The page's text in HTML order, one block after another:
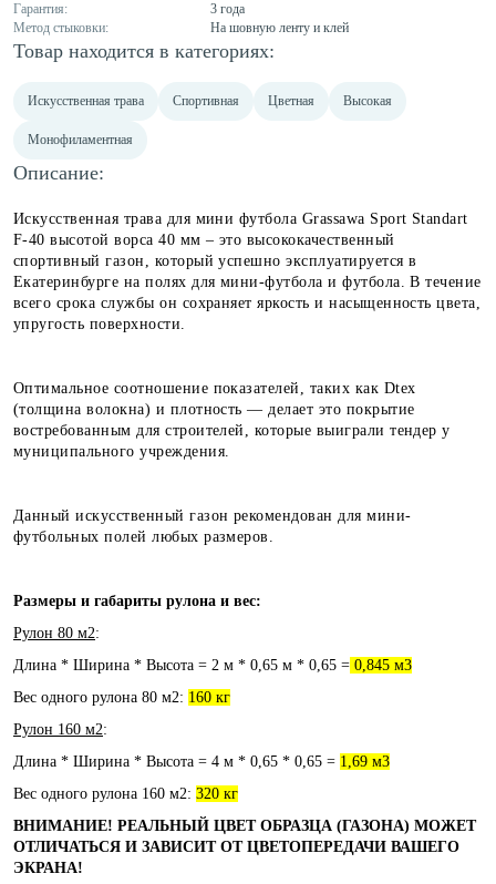
Гарантия:
3 года
Метод стыковки:
На шовную ленту и клей
Товар находится в категориях:
Искусственная трава Спортивная Цветная Высокая
Монофиламентная
Описание:
Искусственная трава для мини футбола Grassawa Sport Standart
F-40 высотой ворса 40 мм – это высококачественный
спортивный газон, который успешно эксплуатируется в
Екатеринбурге на полях для мини-футбола и футбола. В течение
всего срока службы он сохраняет яркость и насыщенность цвета,
упругость поверхности.
Оптимальное соотношение показателей, таких как Dtex
(толщина волокна) и плотность — делает это покрытие
востребованным для строителей, которые выиграли тендер у
муниципального учреждения.
Данный искусственный газон рекомендован для мини-
футбольных полей любых размеров.
Размеры и габариты рулона и вес:
Рулон 80 м2:
Длина * Ширина * Высота = 2 м * 0,65 м * 0,65 = 0,845 м3
Вес одного рулона 80 м2: 160 кг
Рулон 160 м2:
Длина * Ширина * Высота = 4 м * 0,65 * 0,65 = 1,69 м3
Вес одного рулона 160 м2: 320 кг
ВНИМАНИЕ! РЕАЛЬНЫЙ ЦВЕТ ОБРАЗЦА (ГАЗОНА) МОЖЕТ
ОТЛИЧАТЬСЯ И ЗАВИСИТ ОТ ЦВЕТОПЕРЕДАЧИ ВАШЕГО
ЭКРАНА!